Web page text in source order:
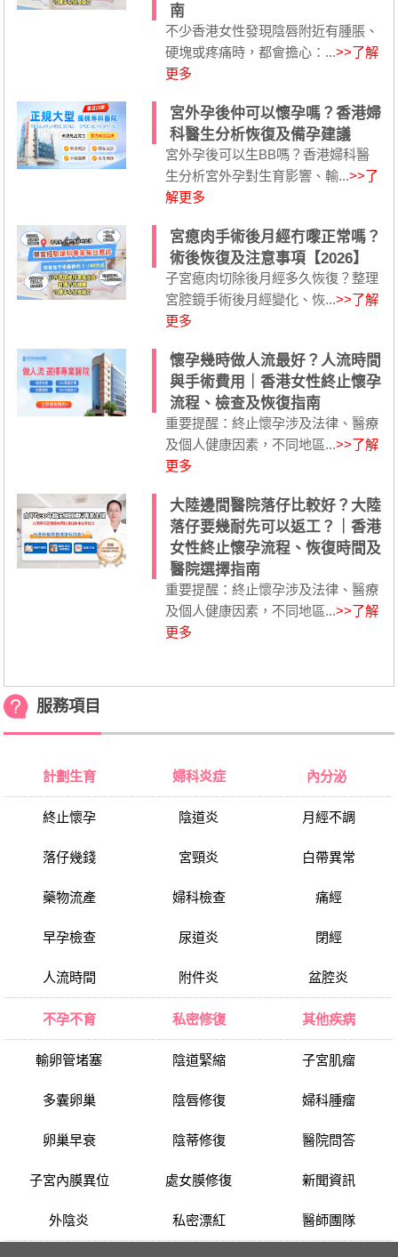
南
不少香港女性發現陰唇附近有腫脹、
硬塊或疼痛時，都會擔心：...>>了解
更多
宮外孕後仲可以懷孕嗎？香港婦
科醫生分析恢復及備孕建議
宮外孕後可以生BB嗎？香港婦科醫
生分析宮外孕對生育影響、輸...>>了
解更多
宮瘜肉手術後月經冇嚟正常嗎？
術後恢復及注意事項【2026】
子宮瘜肉切除後月經多久恢復？整理
宮腔鏡手術後月經變化、恢...>>了解
更多
懷孕幾時做人流最好？人流時間
與手術費用｜香港女性終止懷孕
流程、檢查及恢復指南
重要提醒：終止懷孕涉及法律、醫療
及個人健康因素，不同地區...>>了解
更多
大陸邊間醫院落仔比較好？大陸
落仔要幾耐先可以返工？｜香港
女性終止懷孕流程、恢復時間及
醫院選擇指南
重要提醒：終止懷孕涉及法律、醫療
及個人健康因素，不同地區...>>了解
更多
服務項目
計劃生育
終止懷孕
落仔幾錢
藥物流產
早孕檢查
人流時間
婦科炎症
陰道炎
宮頸炎
婦科檢查
尿道炎
附件炎
內分泌
月經不調
白帶異常
痛經
閉經
盆腔炎
不孕不育
輸卵管堵塞
多囊卵巢
卵巢早衰
子宮內膜異位
外陰炎
私密修復
陰道緊縮
陰唇修復
陰蒂修復
處女膜修復
私密漂紅
其他疾病
子宮肌瘤
婦科腫瘤
醫院問答
新聞資訊
醫師團隊